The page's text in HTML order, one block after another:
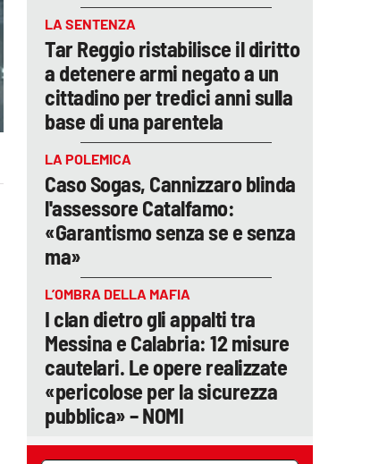
LA SENTENZA
Tar Reggio ristabilisce il diritto
a detenere armi negato a un
cittadino per tredici anni sulla
base di una parentela
LA POLEMICA
Caso Sogas, Cannizzaro blinda
l'assessore Catalfamo:
«Garantismo senza se e senza
ma»
L’OMBRA DELLA MAFIA
I clan dietro gli appalti tra
Messina e Calabria: 12 misure
cautelari. Le opere realizzate
«pericolose per la sicurezza
pubblica» – NOMI